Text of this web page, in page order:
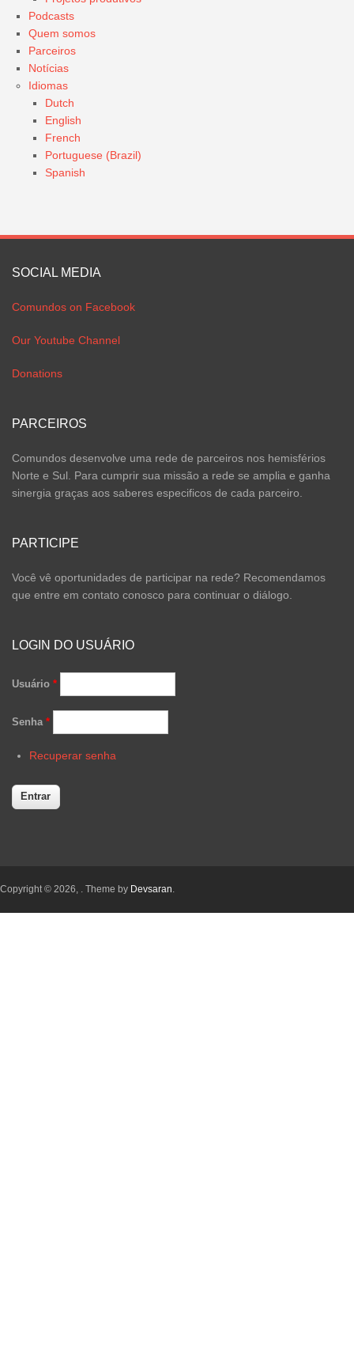
Podcasts
Quem somos
Parceiros
Notícias
Idiomas
Dutch
English
French
Portuguese (Brazil)
Spanish
SOCIAL MEDIA
Comundos on Facebook
Our Youtube Channel
Donations
PARCEIROS
Comundos desenvolve uma rede de parceiros nos hemisférios
Norte e Sul. Para cumprir sua missão a rede se amplia e ganha
sinergia graças aos saberes especificos de cada parceiro.
PARTICIPE
Você vê oportunidades de participar na rede? Recomendamos
que entre em contato conosco para continuar o diálogo.
LOGIN DO USUÁRIO
Usuário *
Senha *
Recuperar senha
Copyright © 2026, . Theme by Devsaran.